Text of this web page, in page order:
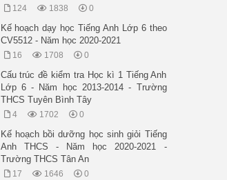
124 1838 0
Kế hoạch dạy học Tiếng Anh Lớp 6 theo
CV5512 - Năm học 2020-2021
16 1708 0
Cấu trúc đề kiểm tra Học kì 1 Tiếng Anh
Lớp 6 - Năm học 2013-2014 - Trường
THCS Tuyên Bình Tây
4 1702 0
Kế hoạch bồi dưỡng học sinh giỏi Tiếng
Anh THCS - Năm học 2020-2021 -
Trường THCS Tân An
17 1646 0